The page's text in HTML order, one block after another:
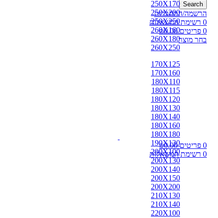
Search
הרשמה/התחברות
0 רשימת המשאלות
0 פריטים ₪0.00
בחר מוצר
0 פריטים ₪0.00
0 רשימת המשאלות
250X170
250X200
250X250
260X160
260X180
260X250
170X125
170X160
180X110
180X115
180X120
180X130
180X140
180X160
180X180
190X130
200X100
200X130
200X140
200X150
200X200
210X130
210X140
220X100